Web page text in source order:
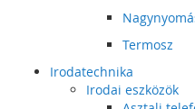
Termosz
Irodatechnika
Irodai eszközök